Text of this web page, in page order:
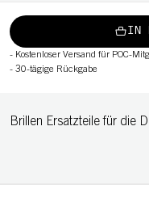
IN
- Kostenloser Versand für POC-
- 30-tägige Rückgabe
Brillen Ersatzteile für die